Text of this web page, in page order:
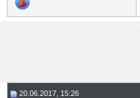
20.06.2017, 15:26